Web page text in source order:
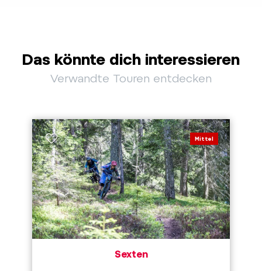
Das könnte dich interessieren
Verwandte Touren entdecken
Mittel
Sexten